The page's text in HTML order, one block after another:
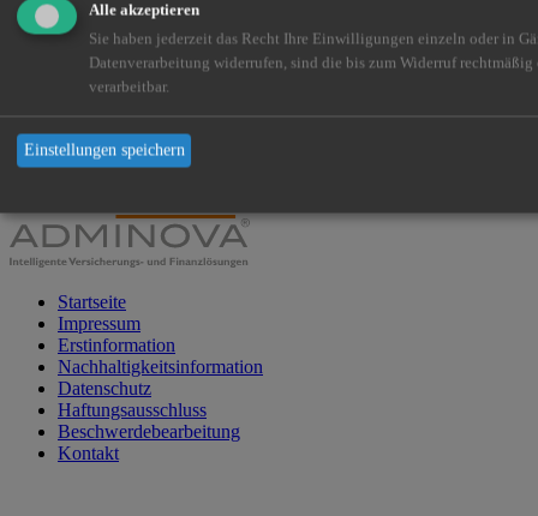
MoFrTermine nach Vereinbarung
Newsletter
Für Newsletter anmelden.
Startseite
Impressum
Erstinformation
Nachhaltigkeitsinformation
Datenschutz
Haftungsausschluss
Beschwerdebearbeitung
Kontakt
Alle akzeptieren
Sie haben jederzeit das Recht Ihre Einwilligungen einzeln oder in
Datenverarbeitung widerrufen, sind die bis zum Widerruf
verarbeitbar.
Einstellungen speichern